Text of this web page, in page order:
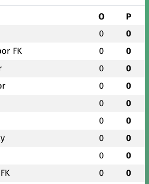
O P
0 0
FK 0 0
0 0
0 0
0 0
0 0
0 0
0 0
0 0